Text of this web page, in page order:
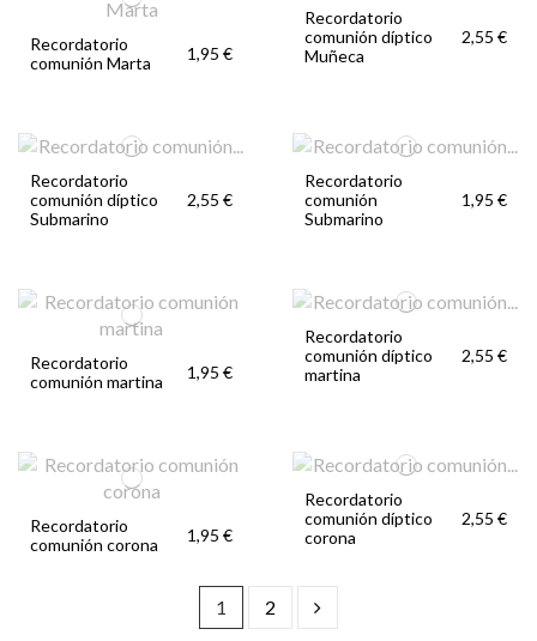
Recordatorio
comunión Marta
1,95 €
Recordatorio
comunión díptico
Muñeca
2,55 €
Recordatorio
comunión díptico
Submarino
2,55 €
Recordatorio
comunión
Submarino
1,95 €
Recordatorio
comunión martina
1,95 €
Recordatorio
comunión díptico
martina
2,55 €
Recordatorio
comunión corona
1,95 €
Recordatorio
comunión díptico
corona
2,55 €
1 2